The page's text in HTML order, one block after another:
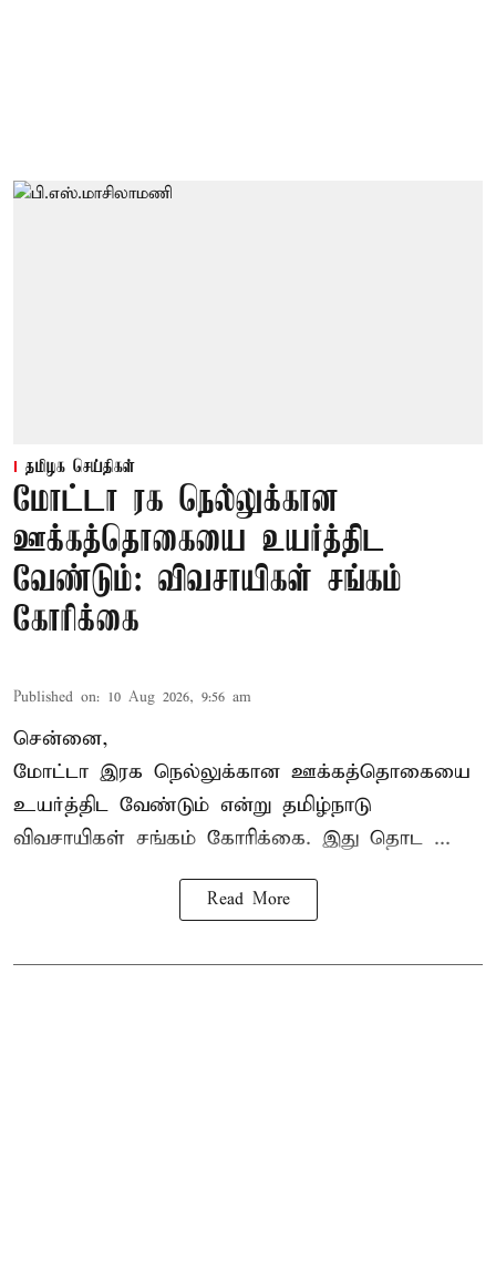
தமிழக செய்திகள்
மோட்டா ரக நெல்லுக்கான
ஊக்கத்தொகையை உயர்த்திட
வேண்டும்: விவசாயிகள் சங்கம்
கோரிக்கை
Published on: 10 Aug 2026, 9:56 am
சென்னை,
மோட்டா இரக நெல்லுக்கான ஊக்கத்தொகையை
உயர்த்திட வேண்டும் என்று தமிழ்நாடு
விவசாயிகள் சங்கம் கோரிக்கை. இது தொட ...
Read More